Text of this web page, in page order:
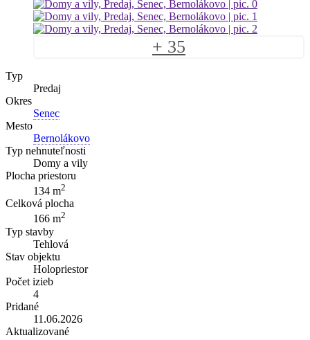
+ 35
Typ
Predaj
Okres
Senec
Mesto
Bernolákovo
Typ nehnuteľnosti
Domy a vily
Plocha priestoru
134 m2
Celková plocha
166 m2
Typ stavby
Tehlová
Stav objektu
Holopriestor
Počet izieb
4
Pridané
11.06.2026
Aktualizované